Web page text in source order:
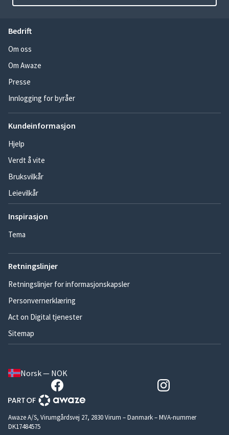
Bedrift
Om oss
Om Awaze
Presse
Innlogging for byråer
Kundeinformasjon
Hjelp
Verdt å vite
Bruksvilkår
Leievilkår
Inspirasjon
Tema
Retningslinjer
Retningslinjer for informasjonskapsler
Personvernerklæring
Act on Digital tjenester
Sitemap
Norsk — NOK
Awaze A/S, Virumgårdsvej 27, 2830 Virum – Danmark – MVA-nummer
DK17484575